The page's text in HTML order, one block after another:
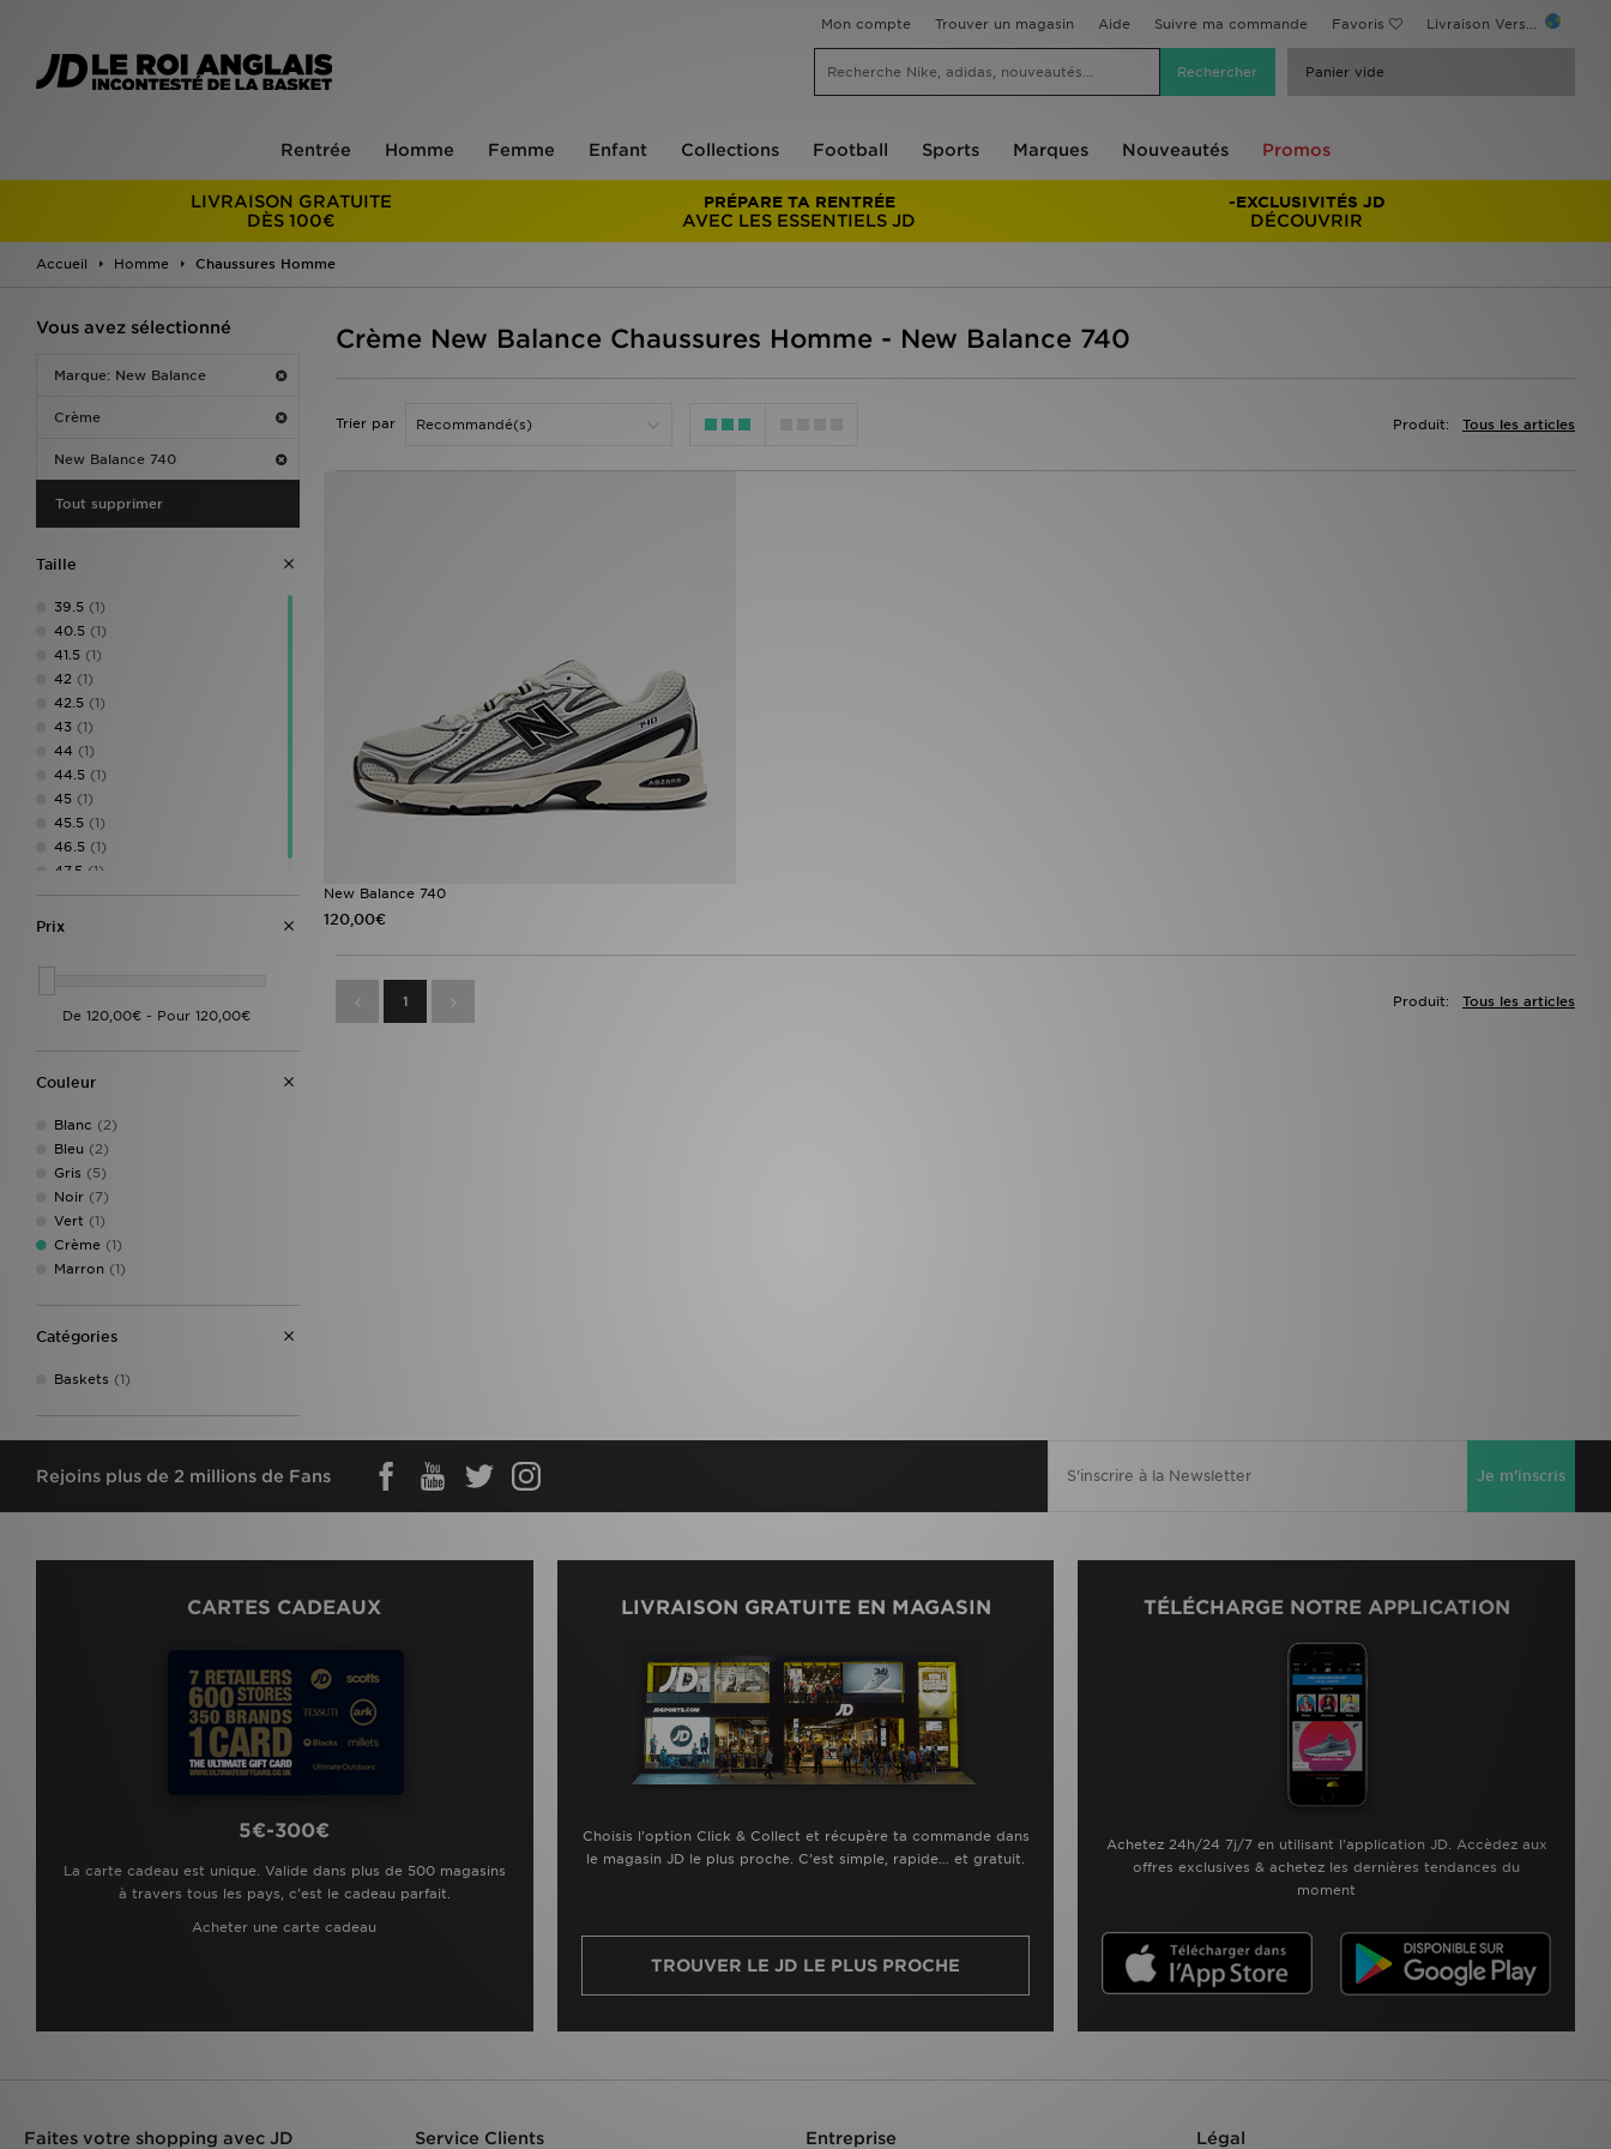
Mon compte Trouver un magasin Aide Suivre ma commande Favoris Livraison Vers...
Panier vide
Rentrée Homme Femme Enfant Collections Football Sports Marques Nouveautés Promos
LIVRAISON GRATUITE
DÈS 100€
PRÉPARE TA RENTRÉE
AVEC LES ESSENTIELS JD
-EXCLUSIVITÉS JD
DÉCOUVRIR
Accueil Homme Chaussures Homme
Vous avez sélectionné
Marque: New Balance
Crème
New Balance 740
Tout supprimer
Taille
39.5 (1)
40.5 (1)
41.5 (1)
42 (1)
42.5 (1)
43 (1)
44 (1)
44.5 (1)
45 (1)
45.5 (1)
46.5 (1)
47.5 (1)
Prix
Couleur
Blanc (2)
Bleu (2)
Gris (5)
Noir (7)
Vert (1)
Crème (1)
Marron (1)
Catégories
Baskets (1)
Crème New Balance Chaussures Homme - New Balance 740
Trier par Tous les articles
Produit:
New Balance 740
120,00€
1 Tous les articles
Produit:
Rejoins plus de 2 millions de Fans Je m'inscris
CARTES CADEAUX
5€-300€
La carte cadeau est unique. Valide dans plus de 500 magasins
à travers tous les pays, c'est le cadeau parfait.
Acheter une carte cadeau
LIVRAISON GRATUITE EN MAGASIN
Choisis l’option Click & Collect et récupère ta commande dans
le magasin JD le plus proche. C’est simple, rapide… et gratuit.
TROUVER LE JD LE PLUS PROCHE
TÉLÉCHARGE NOTRE APPLICATION
Achetez 24h/24 7j/7 en utilisant l'application JD. Accèdez aux
offres exclusives & achetez les dernières tendances du
moment
Faites votre shopping avec JD Service Clients Entreprise Légal